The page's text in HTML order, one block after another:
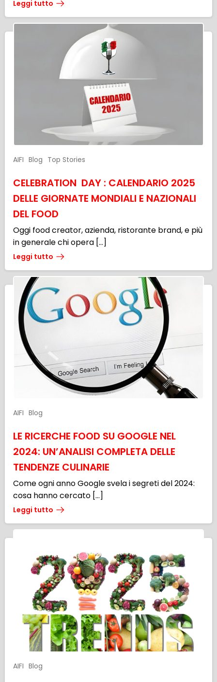
Leggi tutto
AIFI Blog Top Stories
CELEBRATION DAY : CALENDARIO 2025
DELLE GIORNATE MONDIALI E NAZIONALI
DEL FOOD
Oggi food creator, azienda, ristorante brand, e più
in generale chi opera […]
Leggi tutto
AIFI Blog
LE RICERCHE FOOD SU GOOGLE NEL
2024: UN’ANALISI COMPLETA DELLE
TENDENZE CULINARIE
Come ogni anno Google svela i segreti del 2024:
cosa hanno cercato […]
Leggi tutto
AIFI Blog